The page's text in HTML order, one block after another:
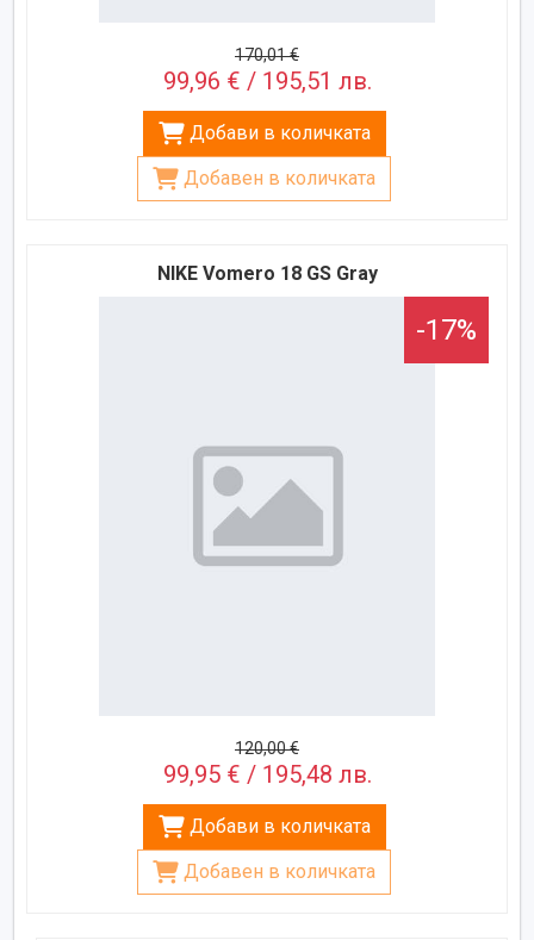
170,01 €
99,96 € / 195,51 лв.
Добави в количката
Добавен в количката
NIKE Vomero 18 GS Gray
-17%
120,00 €
99,95 € / 195,48 лв.
Добави в количката
Добавен в количката